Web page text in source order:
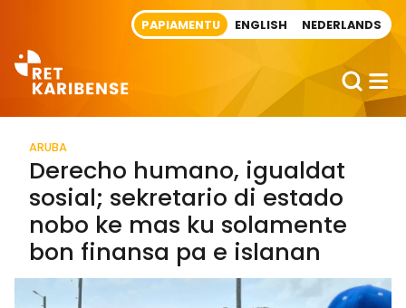
PAPIAMENTU ENGLISH NEDERLANDS
ARUBA
Derecho humano, igualdat
sosial; sekretario di estado
nobo ke mas ku solamente
bon finansa pa e islanan